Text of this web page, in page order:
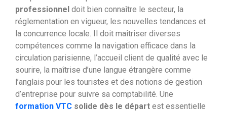
professionnel doit bien connaître le secteur, la
réglementation en vigueur, les nouvelles tendances et
la concurrence locale. Il doit maîtriser diverses
compétences comme la navigation efficace dans la
circulation parisienne, l’accueil client de qualité avec le
sourire, la maîtrise d’une langue étrangère comme
l’anglais pour les touristes et des notions de gestion
d’entreprise pour suivre sa comptabilité. Une
formation VTC solide dès le départ est essentielle